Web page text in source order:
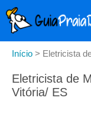
Início > Eletricista
Eletricista de
Vitória/ ES